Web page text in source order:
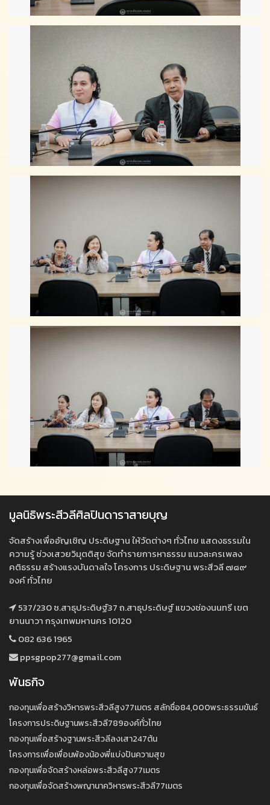
มูลนิธิพระสีวลีศิลปินดาราสายบุญ
จัดสร้างเพื่ออัญเชิญ ประดิษฐาน ให้วัดต่างๆ ทั่วไทย แสดงธรรมใน
ความรู้ ช่วงเสวยวิมุตติสุข จัดทำรายการหาธรรม แนวละครเพลง
คติธรรม สร้างแรงบันดาลใจ โครงการ ประดิษฐาน พระสีวลี ๗๘๙
องค์ ทั่วไทย
537/230 ซ.สาธุประดิษฐ์37 ถ.สาธุประดิษฐ์ แขวงช่องนนทรี เขต
ยานนาวา กรุงเทพมหานคร 10120
082 636 1965
ppsgpop277@gmail.com
พันธกิจ
กองทุนเพื่อสร้างวิหารพระสีวลีสูง77เมตร สลักชื่อ84,000พระธรรมขันธ์
โครงการประดิษฐานพระสีวลี789องค์ทั่วไทย
กองทุนเพื่อสร้างฐานพระสีวลีลงเสา247ต้น
โครงการเพื่อเพื่อนพ้องน้องพี่แบ่งปันความสุข
กองทุนเพื่อจัดสร้างหล่อพระสีวลีสูง77เมตร
กองทุนเพื่อจัดสร้างพญานาควิหารพระสีวลี77เมตร